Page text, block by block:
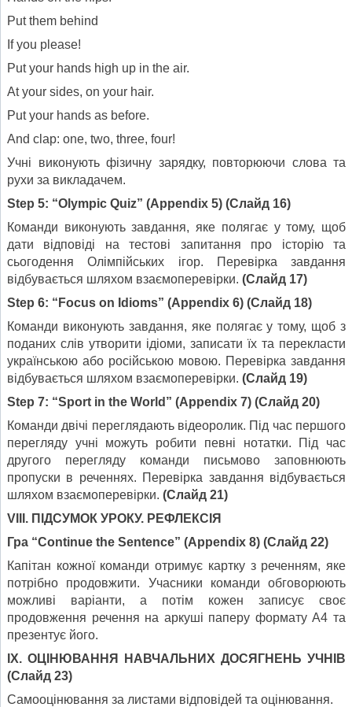
Put them behind
If you please!
Put your hands high up in the air.
At your sides, on your hair.
Put your hands as before.
And clap: one, two, three, four!
Учні виконують фізичну зарядку, повторюючи слова та
рухи за викладачем.
Step 5: “Olympic Quiz” (Appendix 5) (Слайд 16)
Команди виконують завдання, яке полягає у тому, щоб
дати відповіді на тестові запитання про історію та
сьогодення Олімпійських ігор. Перевірка завдання
відбувається шляхом взаємоперевірки. (Слайд 17)
Step 6: “Focus on Idioms” (Appendix 6) (Слайд 18)
Команди виконують завдання, яке полягає у тому, щоб з
поданих слів утворити ідіоми, записати їх та перекласти
українською або російською мовою. Перевірка завдання
відбувається шляхом взаємоперевірки. (Слайд 19)
Step 7: “Sport in the World” (Appendix 7) (Слайд 20)
Команди двічі переглядають відеоролик. Під час першого
перегляду учні можуть робити певні нотатки. Під час
другого перегляду команди письмово заповнюють
пропуски в реченнях. Перевірка завдання відбувається
шляхом взаємоперевірки. (Слайд 21)
VI
. ПІДСУМОК УРОКУ. РЕФЛЕКСІЯ
Гра “Continue the Sentence” (Appendix 8) (Слайд 22)
Капітан кожної команди отримує картку з реченням, яке
потрібно продовжити. Учасники команди обговорюють
можливі варіанти, а потім кожен записує своє
продовження речення на аркуші паперу формату А4 та
презентує його.
ІХ. ОЦІНЮВАННЯ НАВЧАЛЬНИХ ДОСЯГНЕНЬ УЧНІВ
(Слайд 23)
Самооцінювання за листами відповідей та оцінювання.